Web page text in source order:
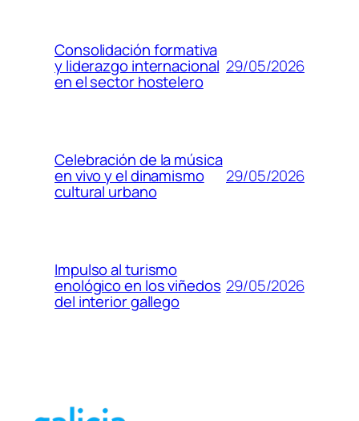
Consolidación formativa
y liderazgo internacional
en el sector hostelero
29/05/2026
Celebración de la música
en vivo y el dinamismo
cultural urbano
29/05/2026
Impulso al turismo
enológico en los viñedos
del interior gallego
29/05/2026